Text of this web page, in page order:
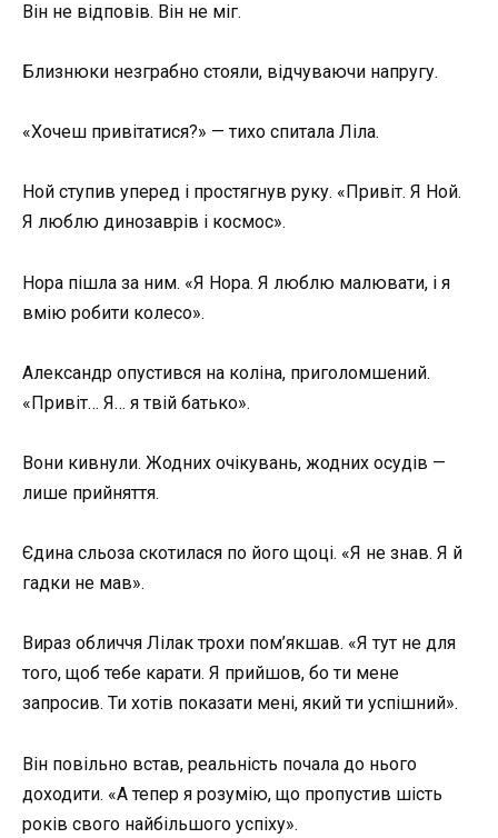
Він не відповів. Він не міг.
Близнюки незграбно стояли, відчуваючи напругу.
«Хочеш привітатися?» — тихо спитала Ліла.
Ной ступив уперед і простягнув руку. «Привіт. Я Ной.
Я люблю динозаврів і космос».
Нора пішла за ним. «Я Нора. Я люблю малювати, і я
вмію робити колесо».
Александр опустився на коліна, приголомшений.
«Привіт… Я… я твій батько».
Вони кивнули. Жодних очікувань, жодних осудів —
лише прийняття.
Єдина сльоза скотилася по його щоці. «Я не знав. Я й
гадки не мав».
Вираз обличчя Лілак трохи пом’якшав. «Я тут не для
того, щоб тебе карати. Я прийшов, бо ти мене
запросив. Ти хотів показати мені, який ти успішний».
Він повільно встав, реальність почала до нього
доходити. «А тепер я розумію, що пропустив шість
років свого найбільшого успіху».